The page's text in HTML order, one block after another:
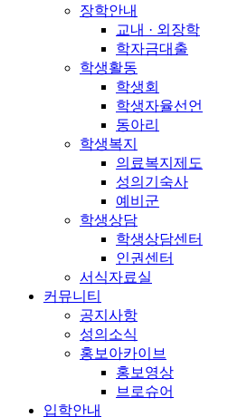
장학안내
교내 · 외장학
학자금대출
학생활동
학생회
학생자율선언
동아리
학생복지
의료복지제도
성의기숙사
예비군
학생상담
학생상담센터
인권센터
서식자료실
커뮤니티
공지사항
성의소식
홍보아카이브
홍보영상
브로슈어
입학안내